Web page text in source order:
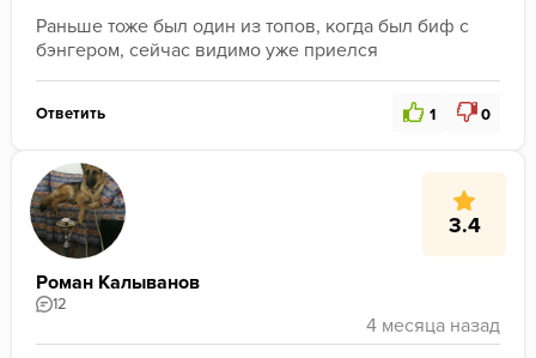
Раньше тоже был один из топов, когда был биф с
бэнгером, сейчас видимо уже приелся
Ответить 1 0
3.4
Роман Калыванов
12